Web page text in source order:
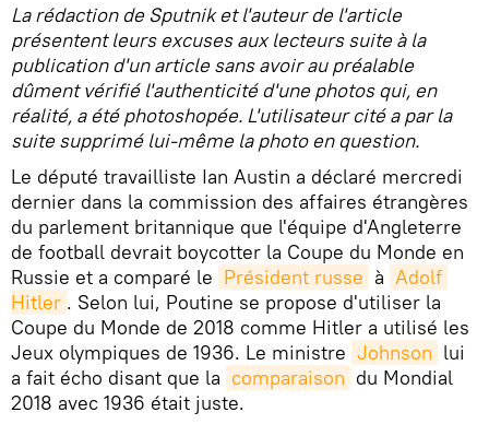
La rédaction de Sputnik et l'auteur de l'article
présentent leurs excuses aux lecteurs suite à la
publication d'un article sans avoir au préalable
dûment vérifié l'authenticité d'une photos qui, en
réalité, a été photoshopée. L'utilisateur cité a par la
suite supprimé lui-même la photo en question.
Le député travailliste Ian Austin a déclaré mercredi
dernier dans la commission des affaires étrangères
du parlement britannique que l'équipe d'Angleterre
de football devrait boycotter la Coupe du Monde en
Russie et a comparé le Président russe à Adolf
Hitler . Selon lui, Poutine se propose d'utiliser la
Coupe du Monde de 2018 comme Hitler a utilisé les
Jeux olympiques de 1936. Le ministre Johnson lui
a fait écho disant que la comparaison du Mondial
2018 avec 1936 était juste.